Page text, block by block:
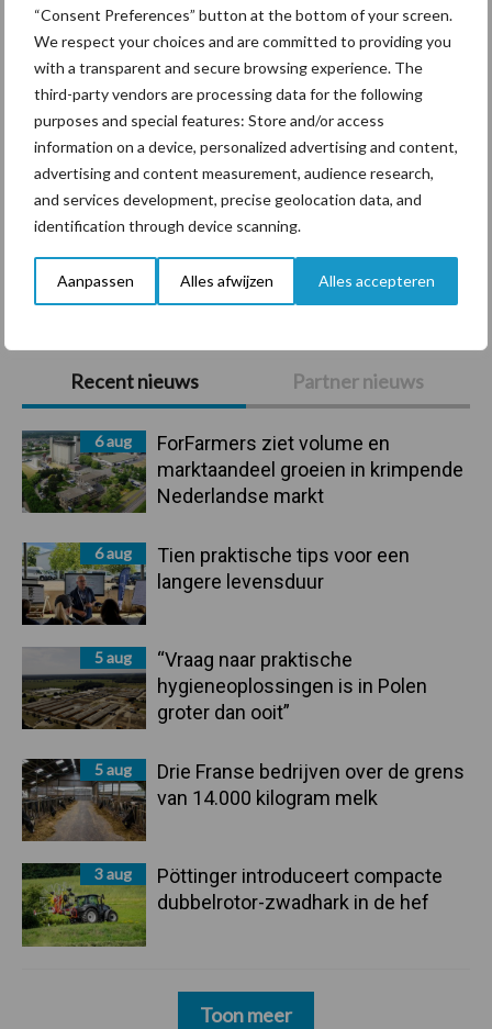
“Consent Preferences” button at the bottom of your screen.
We respect your choices and are committed to providing you
with a transparent and secure browsing experience. The
third-party vendors are processing data for the following
purposes and special features: Store and/or access
information on a device, personalized advertising and content,
advertising and content measurement, audience research,
and services development, precise geolocation data, and
identification through device scanning.
Aanpassen Alles afwijzen Alles accepteren
Primaire
Sidebar
Recent nieuws Partner nieuws
6 aug
ForFarmers ziet volume en
marktaandeel groeien in krimpende
Nederlandse markt
6 aug
Tien praktische tips voor een
langere levensduur
5 aug
“Vraag naar praktische
hygieneoplossingen is in Polen
groter dan ooit”
5 aug
Drie Franse bedrijven over de grens
van 14.000 kilogram melk
3 aug
Pöttinger introduceert compacte
dubbelrotor-zwadhark in de hef
Toon meer
Diergezondheid Bemesting Fokkerij
Derogatie Fosfaatrechten
Toon meer